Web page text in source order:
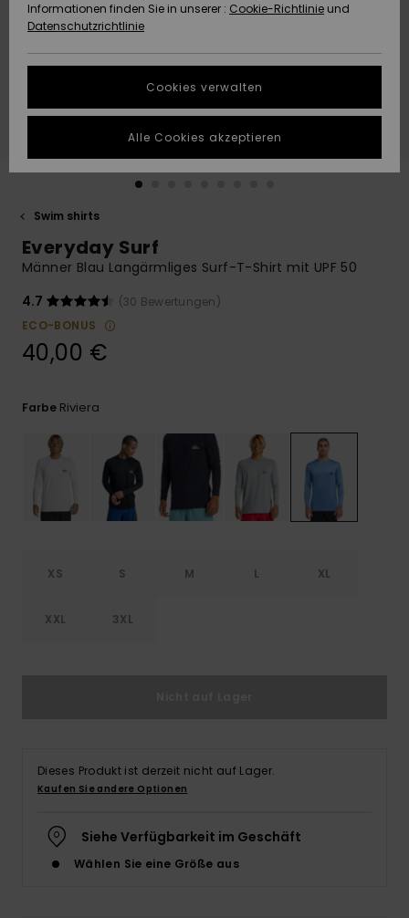
Highlights
Highlights
Starten Sie eine
um die
schnellste
Antwort auf Ihre
Finden Sie
Antworten auf
die häufigsten
Fragen sowie
NACHHALTIGKEIT
SHOPS
QUIKSILVER APP
WUNSCHLISTE
Swim shirts
Everyday Surf
Männer Blau Langärmliges Surf-T-Shirt mit UPF 50
4.7
(30 Bewertungen)
ECO-BONUS
40,00 €
Farbe Riviera
XS S M L XL
XXL 3XL
Dieses Produkt ist derzeit nicht auf Lager.
Kaufen Sie andere Optionen
Siehe Verfügbarkeit im Geschäft
Wählen Sie eine Größe aus
Informationen finden Sie in unserer : Cookie-Richtlinie und
Datenschutzrichtlinie
Cookies verwalten
Alle Cookies akzeptieren